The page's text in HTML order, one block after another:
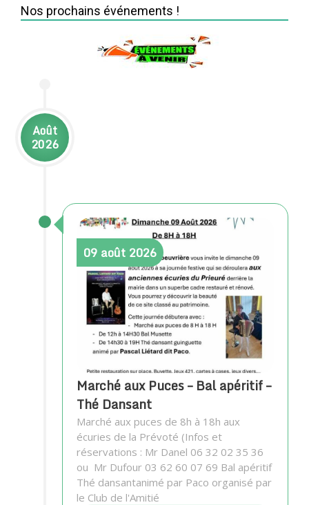
Nos prochains événements !
Août
2026
09 août 2026
Marché aux Puces – Bal apéritif –
Thé Dansant
Marché aux puces de 8h à 18h aux
écuries de la Prévoté (Infos et
réservations : Mr Danel 06 32 02 35 36
ou Mr Dufour 03 62 60 07 69 Bal apéritif
Thé dansantanimé par Paco organisé par
le Club de l'Amitié